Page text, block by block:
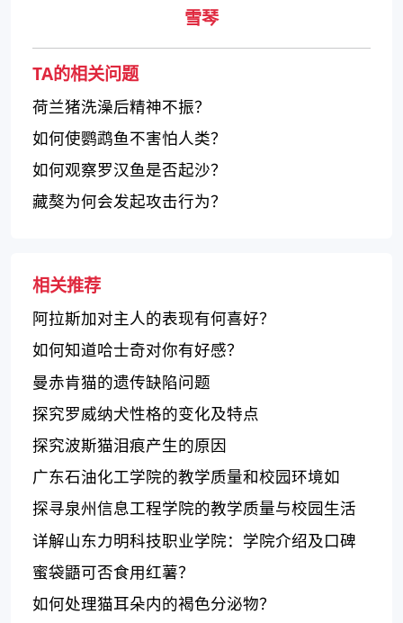
雪琴
TA的相关问题
荷兰猪洗澡后精神不振？
如何使鹦鹉鱼不害怕人类？
如何观察罗汉鱼是否起沙？
藏獒为何会发起攻击行为？
相关推荐
阿拉斯加对主人的表现有何喜好？
如何知道哈士奇对你有好感？
曼赤肯猫的遗传缺陷问题
探究罗威纳犬性格的变化及特点
探究波斯猫泪痕产生的原因
广东石油化工学院的教学质量和校园环境如
何？
探寻泉州信息工程学院的教学质量与校园生活
体验
详解山东力明科技职业学院：学院介绍及口碑
评价
蜜袋鼯可否食用红薯？
如何处理猫耳朵内的褐色分泌物？